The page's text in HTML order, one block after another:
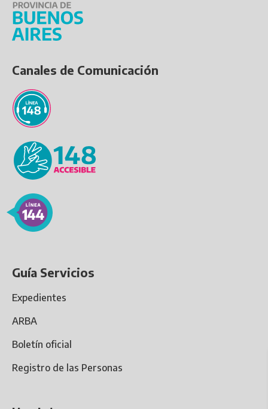
Canales de Comunicación
Guía Servicios
Expedientes
ARBA
Boletín oficial
Registro de las Personas